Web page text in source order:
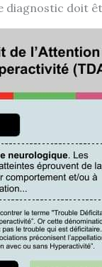
diagnostic doit